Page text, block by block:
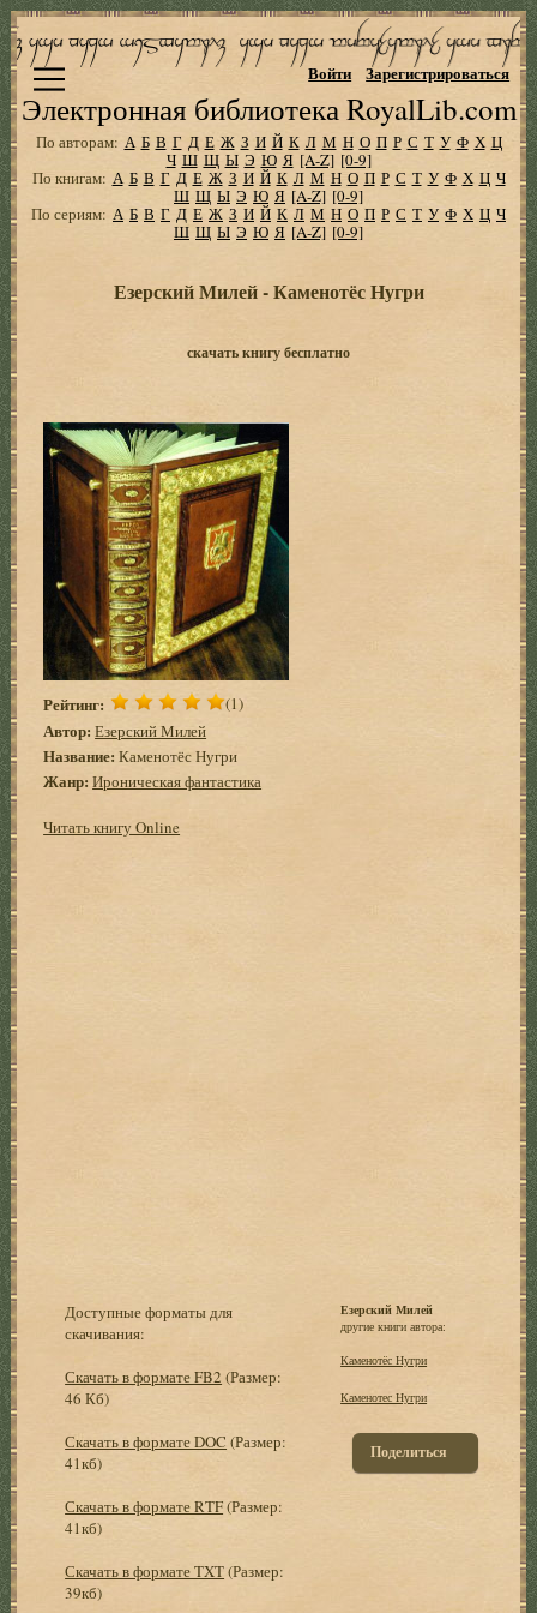
Электронная библиотека RoyalLib.com
Войти Зарегистрироваться
По авторам: А Б В Г Д Е Ж З И Й К Л М Н О П Р С Т У Ф Х Ц
Ч Ш Щ Ы Э Ю Я [A-Z] [0-9]
По книгам: А Б В Г Д Е Ж З И Й К Л М Н О П Р С Т У Ф Х Ц Ч
Ш Щ Ы Э Ю Я [A-Z] [0-9]
По сериям: А Б В Г Д Е Ж З И Й К Л М Н О П Р С Т У Ф Х Ц Ч
Ш Щ Ы Э Ю Я [A-Z] [0-9]
Езерский Милей - Каменотёс Нугри
скачать книгу бесплатно
Рейтинг: (1)
Автор: Езерский Милей
Название: Каменотёс Нугри
Жанр: Ироническая фантастика
Читать книгу Online
Доступные форматы для
скачивания:
Скачать в формате FB2 (Размер:
46 Кб)
Скачать в формате DOC (Размер:
41кб)
Скачать в формате RTF(Размер:
41кб)
Скачать в формате TXT(Размер:
39кб)
Езерский Милей
другие книги автора:
Каменотёс Нугри
Каменотес Нугри
Поделиться